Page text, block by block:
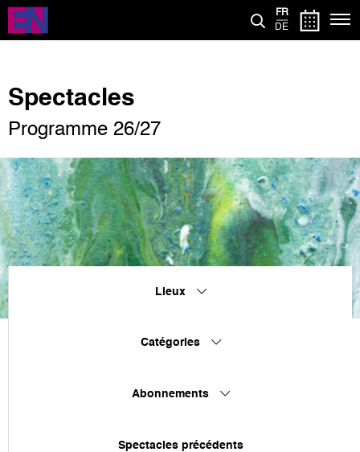
Aller
contenu
FR
DE
Spectacles
Programme 26/27
Lieux
Catégories
Abonnements
Spectacles précédents